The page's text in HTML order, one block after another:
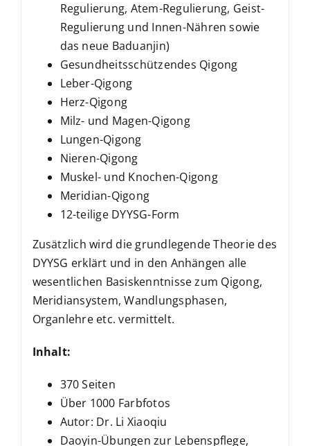
Regulierung, Atem-Regulierung, Geist-
Regulierung und Innen-Nähren sowie
das neue Baduanjin)
Gesundheitsschützendes Qigong
Leber-Qigong
Herz-Qigong
Milz- und Magen-Qigong
Lungen-Qigong
Nieren-Qigong
Muskel- und Knochen-Qigong
Meridian-Qigong
12-teilige DYYSG-Form
Zusätzlich wird die grundlegende Theorie des
DYYSG erklärt und in den Anhängen alle
wesentlichen Basiskenntnisse zum Qigong,
Meridiansystem, Wandlungsphasen,
Organlehre etc. vermittelt.
Inhalt:
370 Seiten
Über 1000 Farbfotos
Autor: Dr. Li Xiaoqiu
Daoyin-Übungen zur Lebenspflege,